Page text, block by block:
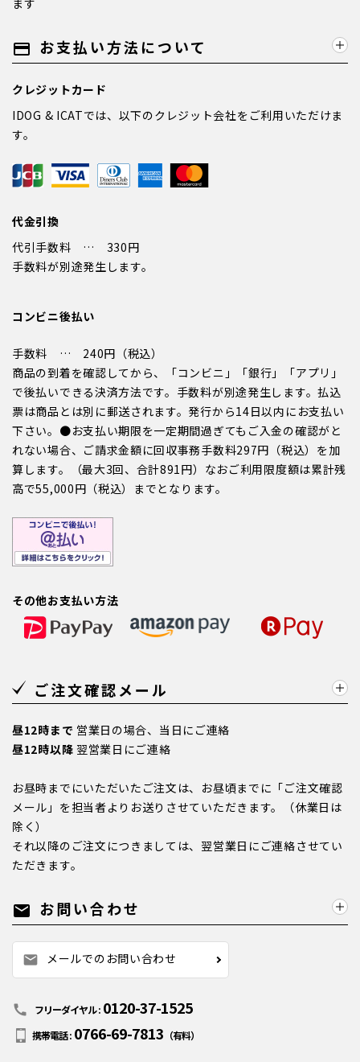
ます
payment お支払い方法について
クレジットカード
IDOG & ICATでは、以下のクレジット会社をご利用いただけま
す。
代金引換
代引手数料 … 330円
手数料が別途発生します。
コンビニ後払い
手数料 … 240円（税込）
商品の到着を確認してから、「コンビニ」「銀行」「アプリ」
で後払いできる決済方法です。手数料が別途発生します。払込
票は商品とは別に郵送されます。発行から14日以内にお支払い
下さい。●お支払い期限を一定期間過ぎてもご入金の確認がと
れない場合、ご請求金額に回収事務手数料297円（税込）を加
算します。（最大3回、合計891円）なおご利用限度額は累計残
高で55,000円（税込）までとなります。
その他お支払い方法
ご注文確認メール
昼12時まで 営業日の場合、当日にご連絡
昼12時以降 翌営業日にご連絡
お昼時までにいただいたご注文は、お昼頃までに「ご注文確認
メール」を担当者よりお送りさせていただきます。（休業日は
除く）
それ以降のご注文につきましては、翌営業日にご連絡させてい
ただきます。
mail お問い合わせ
mail メールでのお問い合わせ
call フリーダイヤル : 0120-37-1525
携帯電話 : 0766-69-7813 （有料）